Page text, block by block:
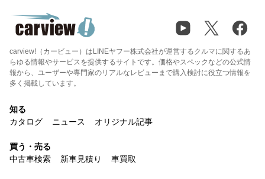
carview!（カービュー）はLINEヤフー株式会社が運営するクルマに関するあ
らゆる情報やサービスを提供するサイトです。価格やスペックなどの公式情
報から、ユーザーや専門家のリアルなレビューまで購入検討に役立つ情報を
多く掲載しています。
知る
カタログ
ニュース オリジナル記事
買う・売る
中古車検索
新車見積り 車買取